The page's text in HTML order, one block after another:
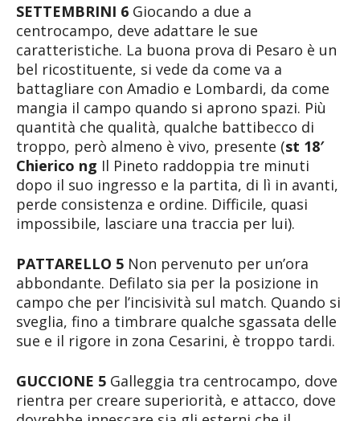
SETTEMBRINI 6 Giocando a due a
centrocampo, deve adattare le sue
caratteristiche. La buona prova di Pesaro è un
bel ricostituente, si vede da come va a
battagliare con Amadio e Lombardi, da come
mangia il campo quando si aprono spazi. Più
quantità che qualità, qualche battibecco di
troppo, però almeno è vivo, presente (st 18′
Chierico ng Il Pineto raddoppia tre minuti
dopo il suo ingresso e la partita, di lì in avanti,
perde consistenza e ordine. Difficile, quasi
impossibile, lasciare una traccia per lui).
PATTARELLO 5 Non pervenuto per un’ora
abbondante. Defilato sia per la posizione in
campo che per l’incisività sul match. Quando si
sveglia, fino a timbrare qualche sgassata delle
sue e il rigore in zona Cesarini, è troppo tardi.
GUCCIONE 5 Galleggia tra centrocampo, dove
rientra per creare superiorità, e attacco, dove